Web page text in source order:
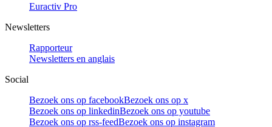
Euractiv Pro
Newsletters
Rapporteur
Newsletters en anglais
Social
Bezoek ons op facebookBezoek ons op x
Bezoek ons op linkedinBezoek ons op youtube
Bezoek ons op rss-feedBezoek ons op instagram